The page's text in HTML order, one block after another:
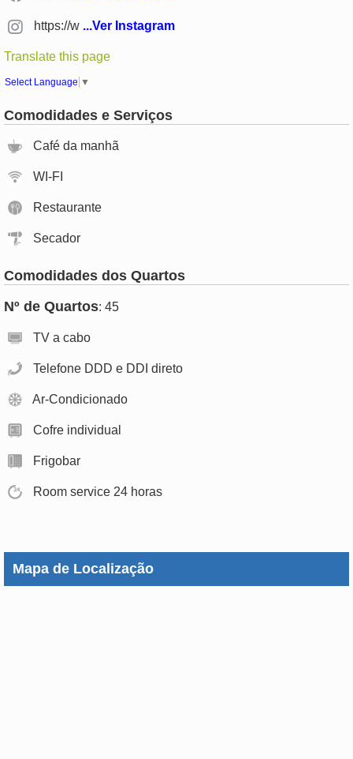
https://w ...Ver Instagram
Translate this page
Select Language ▼
Comodidades e Serviços
Café da manhã
WI-FI
Restaurante
Secador
Comodidades dos Quartos
Nº de Quartos: 45
TV a cabo
Telefone DDD e DDI direto
Ar-Condicionado
Cofre individual
Frigobar
Room service 24 horas
Mapa de Localização